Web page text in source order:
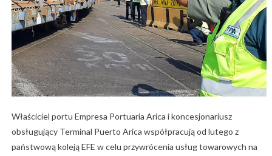
Właściciel portu Empresa Portuaria Arica i koncesjonariusz
obsługujący Terminal Puerto Arica współpracują od lutego z
państwową koleją EFE w celu przywrócenia usług towarowych na